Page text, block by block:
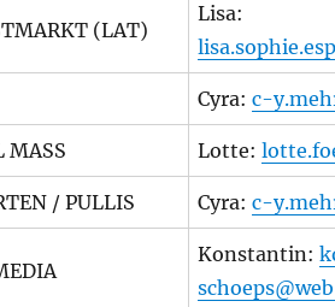
(LAT)
Lisa:
Cyra:c-
MASS Lotte:
/ PULLIS Cyra:c-
Konstantin: